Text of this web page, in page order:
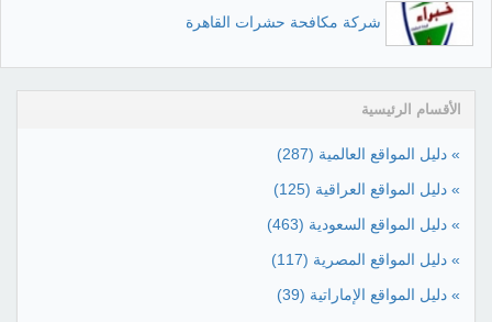
شركة مكافحة حشرات القاهرة
الأقسام الرئيسية
» دليل المواقع العالمية (287)
» دليل المواقع العراقية (125)
» دليل المواقع السعودية (463)
» دليل المواقع المصرية (117)
» دليل المواقع الإماراتية (39)